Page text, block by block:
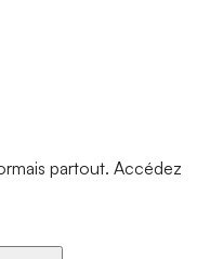
partout. Accédez